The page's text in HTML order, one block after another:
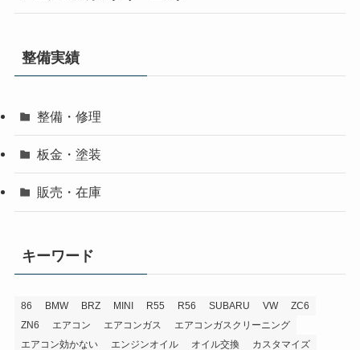
整備実績
整備・修理
板金・塗装
販売・在庫
キーワード
86 BMW BRZ MINI R55 R56 SUBARU VW
ZC6
ZN6
エアコン エアコンガス
エアコンガスクリーニング
エアコン効かない
エンジンオイル オイル交換 カスタマイズ